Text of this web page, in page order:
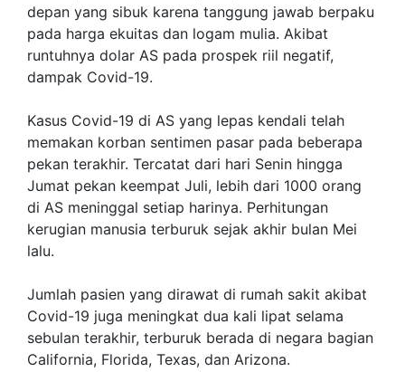
depan yang sibuk karena tanggung jawab berpaku
pada harga ekuitas dan logam mulia. Akibat
runtuhnya dolar AS pada prospek riil negatif,
dampak Covid-19.
Kasus Covid-19 di AS yang lepas kendali telah
memakan korban sentimen pasar pada beberapa
pekan terakhir. Tercatat dari hari Senin hingga
Jumat pekan keempat Juli, lebih dari 1000 orang
di AS meninggal setiap harinya. Perhitungan
kerugian manusia terburuk sejak akhir bulan Mei
lalu.
Jumlah pasien yang dirawat di rumah sakit akibat
Covid-19 juga meningkat dua kali lipat selama
sebulan terakhir, terburuk berada di negara bagian
California, Florida, Texas, dan Arizona.